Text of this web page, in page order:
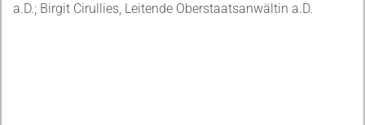
a.D.; Birgit Cirullies, Leitende Oberstaatsanwältin a.D.